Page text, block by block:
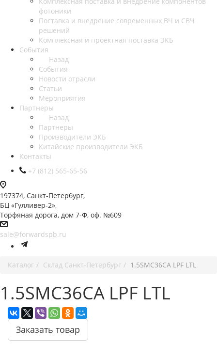
фотоники
Поставка и внедрение современных ВЧ и СВЧ
решений
Комплексная и проектная поставка ЭКБ
События
Назад
События
Новости отрасли
Статьи
Мероприятия
Партнеры
Назад
Партнеры
Производители ЭКБ
Китайские производители ЭКБ
Контакты
+7 (812) 565-65-56
197374, Санкт-Петербург,
БЦ «Гулливер-2»,
Торфяная дорога, дом 7-Ф, оф. №609
sale@forwardspb.ru
Каталог Cклад Санкт-Петербург 1.5SMC36CA LPF LTL
1.5SMC36CA LPF LTL
Заказать товар